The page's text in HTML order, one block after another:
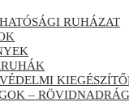
RUHÁZAT
–